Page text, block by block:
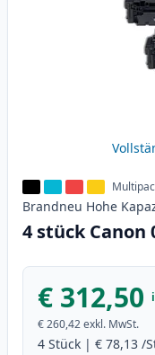
Brandneu Hohe
4 stück Canon
€ 312,50
€ 260,42exkl. MwSt.
4 Stück | € 78,13 /